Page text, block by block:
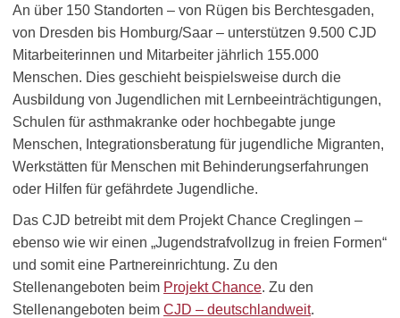
An über 150 Standorten – von Rügen bis Berchtesgaden,
von Dresden bis Homburg/Saar – unterstützen 9.500 CJD
Mitarbeiterinnen und Mitarbeiter jährlich 155.000
Menschen. Dies geschieht beispielsweise durch die
Ausbildung von Jugendlichen mit Lernbeeinträchtigungen,
Schulen für asthmakranke oder hochbegabte junge
Menschen, Integrationsberatung für jugendliche Migranten,
Werkstätten für Menschen mit Behinderungserfahrungen
oder Hilfen für gefährdete Jugendliche.
Das CJD betreibt mit dem Projekt Chance Creglingen –
ebenso wie wir einen „Jugendstrafvollzug in freien Formen“
und somit eine Partnereinrichtung. Zu den
Stellenangeboten beim Projekt Chance. Zu den
Stellenangeboten beim CJD – deutschlandweit.